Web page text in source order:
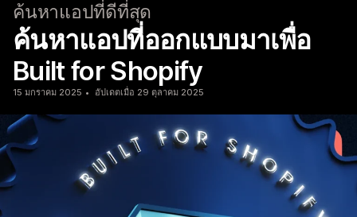
ค้นหาแอปที่ดีที่สุด
ค้นหาแอปที่ออกแบบมาเพื่อ
Built for Shopify
15 มกราคม 2025 อัปเดตเมื่อ 29 ตุลาคม 2025